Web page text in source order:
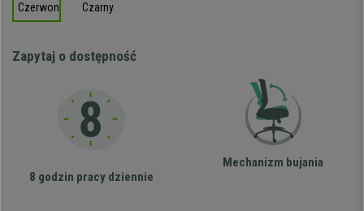
Czerwony Czarny
Zapytaj o dostępność
8 godzin pracy dziennie
Mechanizm bujania